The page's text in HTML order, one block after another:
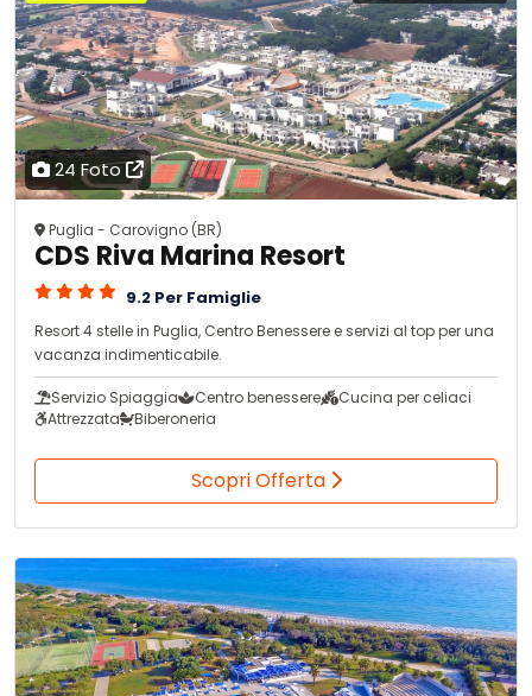
24 Foto
Puglia - Carovigno (BR)
CDS Riva Marina Resort
9.2 Per Famiglie
Resort 4 stelle in Puglia, Centro Benessere e servizi al top per una
vacanza indimenticabile.
Servizio Spiaggia Centro benessere
Cucina per celiaci
Attrezzata
Biberoneria
Scopri Offerta